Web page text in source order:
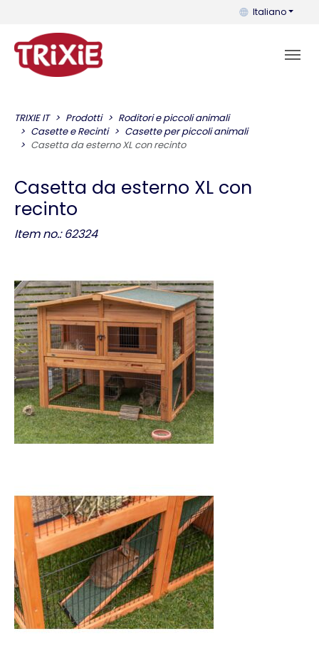
Puoi cambiare
Italiano
TRIXIE IT Prodotti
Roditori e piccoli animali
Casette e Recinti
Casette per piccoli animali
Casetta da esterno XL con recinto
Casetta da esterno XL con
recinto
Item no.: 62324